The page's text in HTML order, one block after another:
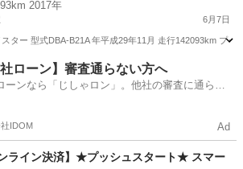
2017年
6月7日
ター 型式DBA-B21A 年平成29年11月 走行142093km プ
駅 デイズ ナビ
社ローン】審査通らない方へ
ーンなら「じしゃロン」。他社の審査に通らな
IDOM Ad
ンライン決済】★プッシュスタート★ スマー